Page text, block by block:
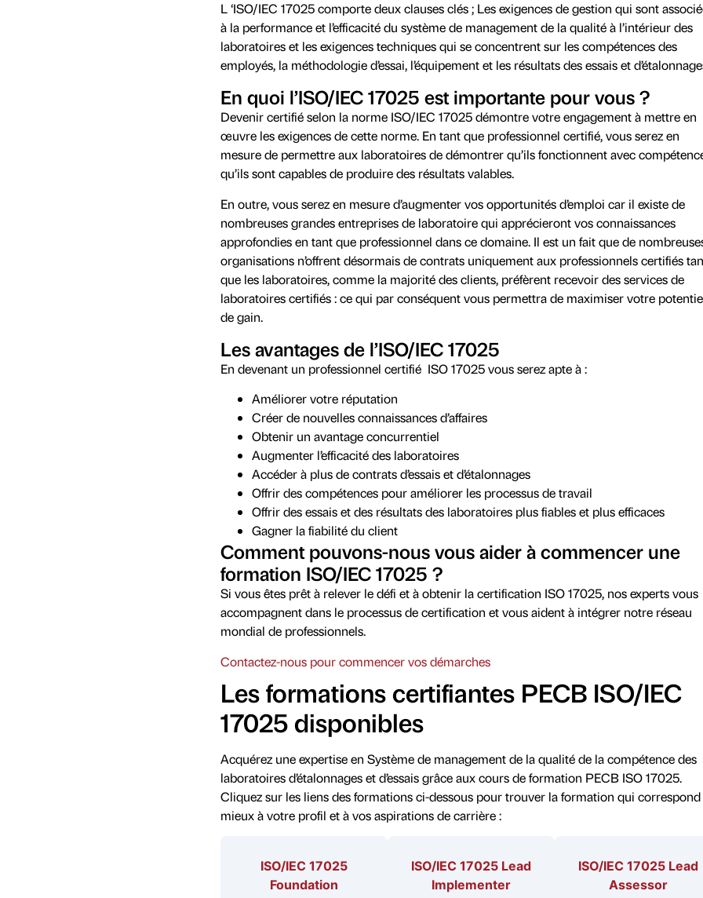
L ‘ISO/IEC 17025 comporte deux clauses clés ; Les exigences de gestion qui sont
à la performance et l’efficacité du système de management de la qualité à l’intérieur des
laboratoires et les exigences techniques qui se concentrent sur les compétences des
employés, la méthodologie d’essai, l’équipement et les résultats des essais et
En quoi l’ISO/IEC 17025 est importante pour vous ?
Devenir certifié selon la norme ISO/IEC 17025 démontre votre engagement à mettre en
œuvre les exigences de cette norme. En tant que professionnel certifié, vous serez en
mesure de permettre aux laboratoires de démontrer qu’ils fonctionnent avec
qu’ils sont capables de produire des résultats valables.
En outre, vous serez en mesure d’augmenter vos opportunités d’emploi car il existe de
nombreuses grandes entreprises de laboratoire qui apprécieront vos connaissances
approfondies en tant que professionnel dans ce domaine. Il est un fait que de
organisations n’offrent désormais de contrats uniquement aux professionnels certifiés
que les laboratoires, comme la majorité des clients, préfèrent recevoir des services de
laboratoires certifiés : ce qui par conséquent vous permettra de maximiser votre
de gain.
Les avantages de l’ISO/IEC 17025
En devenant un professionnel certifié ISO 17025 vous serez apte à :
Améliorer votre réputation
Créer de nouvelles connaissances d’affaires
Obtenir un avantage concurrentiel
Augmenter l’efficacité des laboratoires
Accéder à plus de contrats d’essais et d’étalonnages
Offrir des compétences pour améliorer les processus de travail
Offrir des essais et des résultats des laboratoires plus fiables et plus efficaces
Gagner la fiabilité du client
Comment pouvons-nous vous aider à commencer une
formation ISO/IEC 17025 ?
Si vous êtes prêt à relever le défi et à obtenir la certification ISO 17025, nos experts vous
accompagnent dans le processus de certification et vous aident à intégrer notre réseau
mondial de professionnels.
Contactez-nous pour commencer vos démarches
Les formations certifiantes PECB ISO/IEC
17025 disponibles
Acquérez une expertise en Système de management de la qualité de la compétence des
laboratoires d’étalonnages et d’essais grâce aux cours de formation PECB ISO 17025.
Cliquez sur les liens des formations ci-dessous pour trouver la formation qui correspond
mieux à votre profil et à vos aspirations de carrière :
ISO/IEC 17025
Foundation
ISO/IEC 17025 Lead
Implementer
ISO/IEC 17025 Lead
Assessor